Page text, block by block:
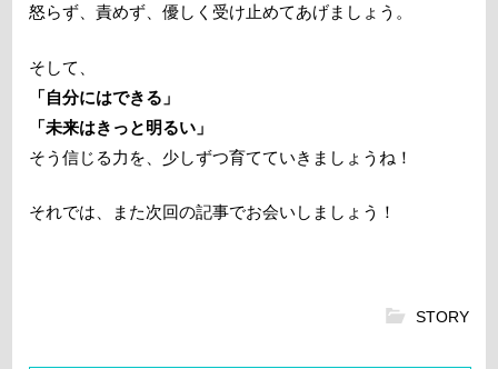
怒らず、責めず、優しく受け止めてあげましょう。
そして、
「自分にはできる」
「未来はきっと明るい」
そう信じる力を、少しずつ育てていきましょうね！
それでは、また次回の記事でお会いしましょう！
STORY